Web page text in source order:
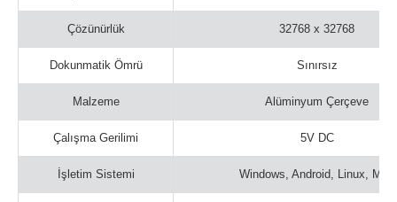
Çözünürlük 32768 x 32768
Dokunmatik Ömrü Sınırsız
Malzeme Alüminyum Çerçeve
Çalışma Gerilimi 5V DC
İşletim Sistemi Windows, Android, Linux, Mac